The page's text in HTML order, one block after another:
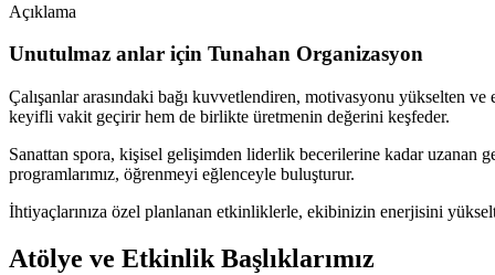
Açıklama
Unutulmaz anlar için Tunahan Organizasyon
Çalışanlar arasındaki bağı kuvvetlendiren, motivasyonu yükselten
keyifli vakit geçirir hem de birlikte üretmenin değerini keşfeder.
Sanattan spora, kişisel gelişimden liderlik becerilerine kadar uzanan
programlarımız, öğrenmeyi eğlenceyle buluşturur.
İhtiyaçlarınıza özel planlanan etkinliklerle, ekibinizin enerjisini
Atölye ve Etkinlik Başlıklarımız